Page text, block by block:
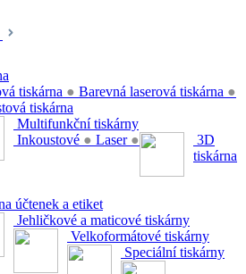
tiskárna ● Barevná laserová tiskárna ●
tiskárna
Multifunkční tiskárny
Inkoustové ● Laser ●
3D
tiskárna
účtenek a etiket
Jehličkové a maticové tiskárny
Velkoformátové tiskárny
Speciální tiskárny